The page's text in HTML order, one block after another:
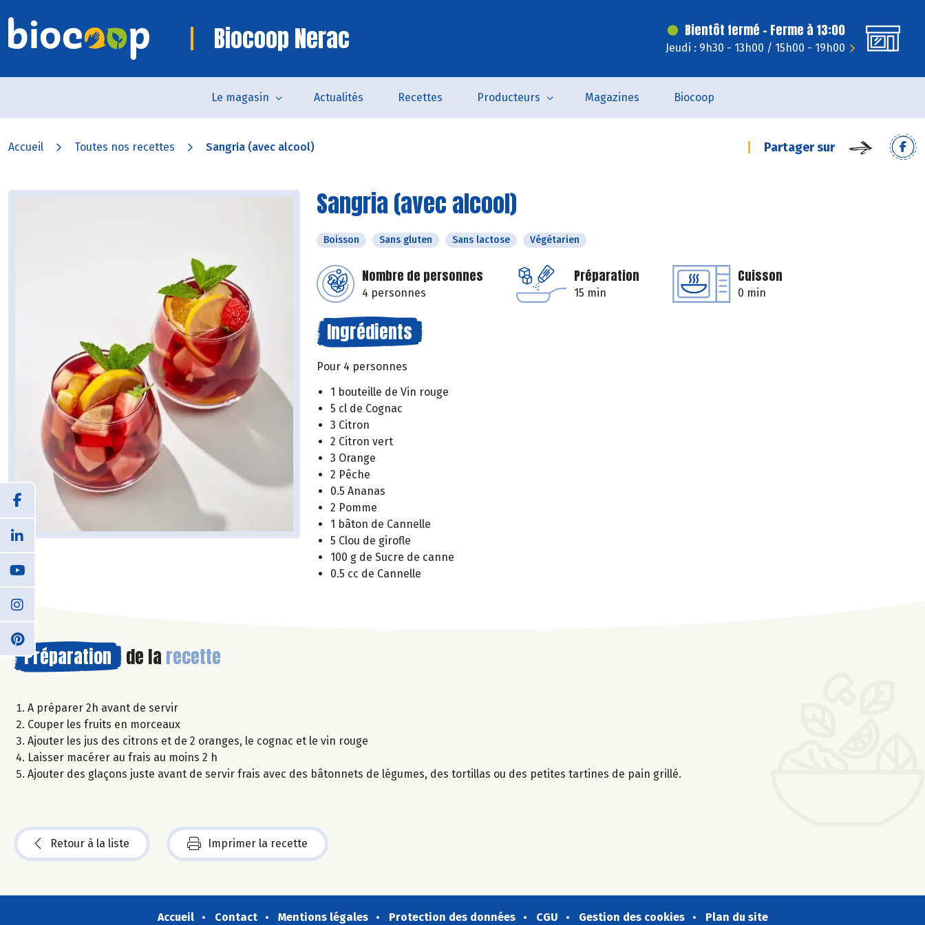
Biocoop Nerac Bientôt fermé - Ferme à 13:00
Jeudi : 9h30 - 13h00 / 15h00 - 19h00
Le magasin Actualités Recettes Producteurs Magazines Biocoop
Accueil Toutes nos recettes Sangria (avec alcool) Partager sur
Sangria (avec alcool)
Boisson Sans gluten Sans lactose Végétarien
Nombre de personnes
4 personnes
Préparation
15 min
Cuisson
0 min
Ingrédients
Pour 4 personnes
1 bouteille de Vin rouge
5 cl de Cognac
3 Citron
2 Citron vert
3 Orange
2 Pêche
0.5 Ananas
2 Pomme
1 bâton de Cannelle
5 Clou de girofle
100 g de Sucre de canne
0.5 cc de Cannelle
Préparation de la recette
A préparer 2h avant de servir
Couper les fruits en morceaux
Ajouter les jus des citrons et de 2 oranges, le cognac et le vin rouge
Laisser macérer au frais au moins 2 h
Ajouter des glaçons juste avant de servir frais avec des bâtonnets de légumes, des tortillas ou des petites tartines de pain grillé.
Retour à la liste Imprimer la recette
Accueil Contact Mentions légales Protection des données CGU Gestion des cookies Plan du site